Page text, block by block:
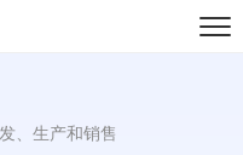
、生产和销售